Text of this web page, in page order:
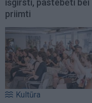
priimti
Kultūra